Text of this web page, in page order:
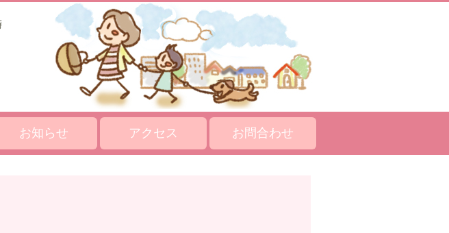
お知らせ アクセス お問合わせ